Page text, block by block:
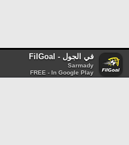
في الجول - FilGoal
Sarmady
FREE - In Google Play